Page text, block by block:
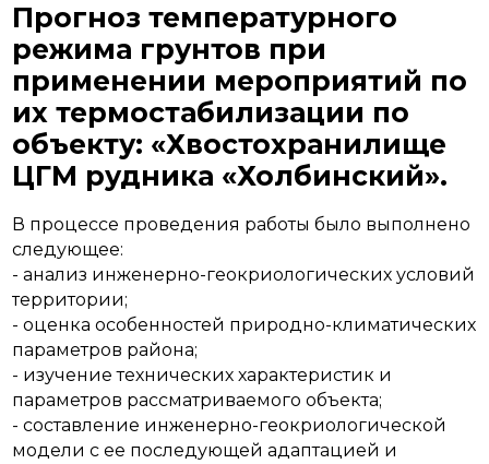
Прогноз температурного
режима грунтов при
применении мероприятий по
их термостабилизации по
объекту: «Хвостохранилище
ЦГМ рудника «Холбинский».
В процессе проведения работы было выполнено
следующее:
- анализ инженерно-геокриологических условий
территории;
- оценка особенностей природно-климатических
параметров района;
- изучение технических характеристик и
параметров рассматриваемого объекта;
- составление инженерно-геокриологической
модели с ее последующей адаптацией и